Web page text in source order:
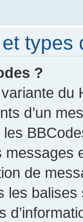
types
?
du
d’un
de
les